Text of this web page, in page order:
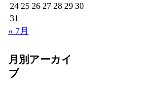
24 25 26 27 28 29 30
31
« 7月
月別アーカイ
ブ